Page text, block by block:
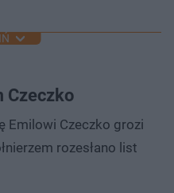
Czeczko
Emilowi Czeczko grozi
rozesłano list